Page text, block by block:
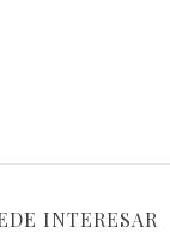
INTERESAR